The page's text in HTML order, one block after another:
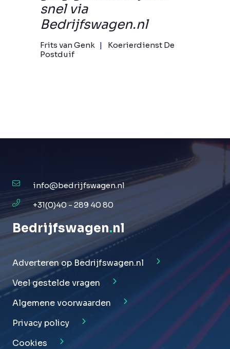
snel via
Bedrijfswagen.nl
Frits van Genk
Koerierdienst De
Postduif
info@bedrijfswagen.nl
+31(0)40 - 289 40 80
Bedrijfswagen.nl
Adverteren op Bedrijfswagen.nl
Veel gestelde vragen
Algemene voorwaarden
Privacy policy
Cookies